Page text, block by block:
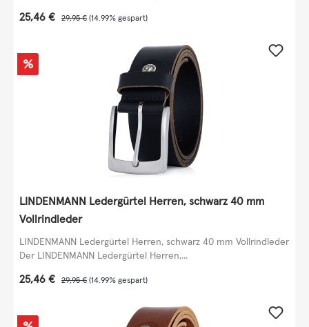
Verkaufspreis:
25,46 € Regulärer Preis:
29,95 € (14.99% gespart)
Rabatt
%
LINDENMANN Ledergürtel Herren, schwarz 40 mm
Vollrindleder
LINDENMANN Ledergürtel Herren, schwarz 40 mm Vollrindleder
Der LINDENMANN Ledergürtel Herren,...
Verkaufspreis:
25,46 € Regulärer Preis:
29,95 € (14.99% gespart)